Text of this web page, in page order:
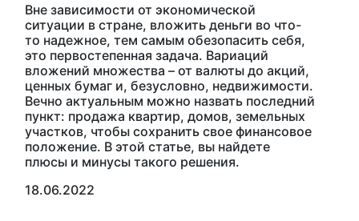
Вне зависимости от экономической
ситуации в стране, вложить деньги во что-
то надежное, тем самым обезопасить себя,
это первостепенная задача. Вариаций
вложений множества – от валюты до акций,
ценных бумаг и, безусловно, недвижимости.
Вечно актуальным можно назвать последний
пункт: продажа квартир, домов, земельных
участков, чтобы сохранить свое финансовое
положение. В этой статье, вы найдете
плюсы и минусы такого решения.
18.06.2022